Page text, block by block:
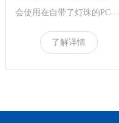
会使用在自带了灯珠的PCB
板上，这种情况下的背光可
以做到特别的轻薄...
了解详情